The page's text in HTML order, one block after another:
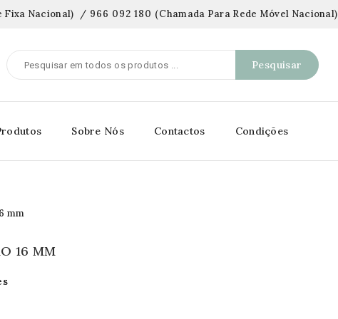
Fixa Nacional) / 966 092 180 (Chamada Para Rede Móvel Nacional)
Pesquisar
Sobre Nós Contactos Condições
16 MM